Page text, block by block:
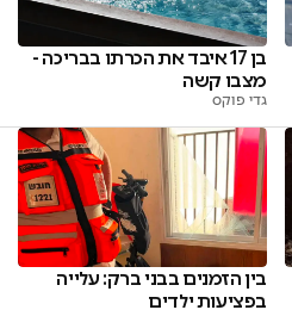
בן 17 איבד את הכרתו בבריכה -
מצבו קשה
גדי פוקס
בין הזמנים בבני ברק: עלייה
בפציעות ילדים